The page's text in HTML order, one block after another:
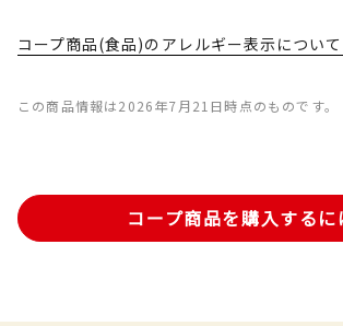
コープ商品(食品)のアレルギー表示につい
この商品情報は2026年7月21日時点のものです。
コープ商品を購入するに